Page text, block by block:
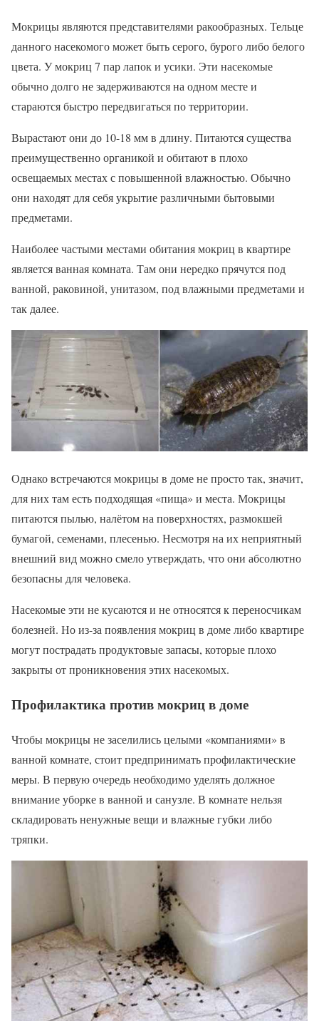
Мокрицы являются представителями ракообразных. Тельце
данного насекомого может быть серого, бурого либо белого
цвета. У мокриц 7 пар лапок и усики. Эти насекомые
обычно долго не задерживаются на одном месте и
стараются быстро передвигаться по территории.
Вырастают они до 10-18 мм в длину. Питаются существа
преимущественно органикой и обитают в плохо
освещаемых местах с повышенной влажностью. Обычно
они находят для себя укрытие различными бытовыми
предметами.
Наиболее частыми местами обитания мокриц в квартире
является ванная комната. Там они нередко прячутся под
ванной, раковиной, унитазом, под влажными предметами и
так далее.
Однако встречаются мокрицы в доме не просто так, значит,
для них там есть подходящая «пища» и места. Мокрицы
питаются пылью, налётом на поверхностях, размокшей
бумагой, семенами, плесенью. Несмотря на их неприятный
внешний вид можно смело утверждать, что они абсолютно
безопасны для человека.
Насекомые эти не кусаются и не относятся к переносчикам
болезней. Но из-за появления мокриц в доме либо квартире
могут пострадать продуктовые запасы, которые плохо
закрыты от проникновения этих насекомых.
Профилактика против мокриц в доме
Чтобы мокрицы не заселились целыми «компаниями» в
ванной комнате, стоит предпринимать профилактические
меры. В первую очередь необходимо уделять должное
внимание уборке в ванной и санузле. В комнате нельзя
складировать ненужные вещи и влажные губки либо
тряпки.